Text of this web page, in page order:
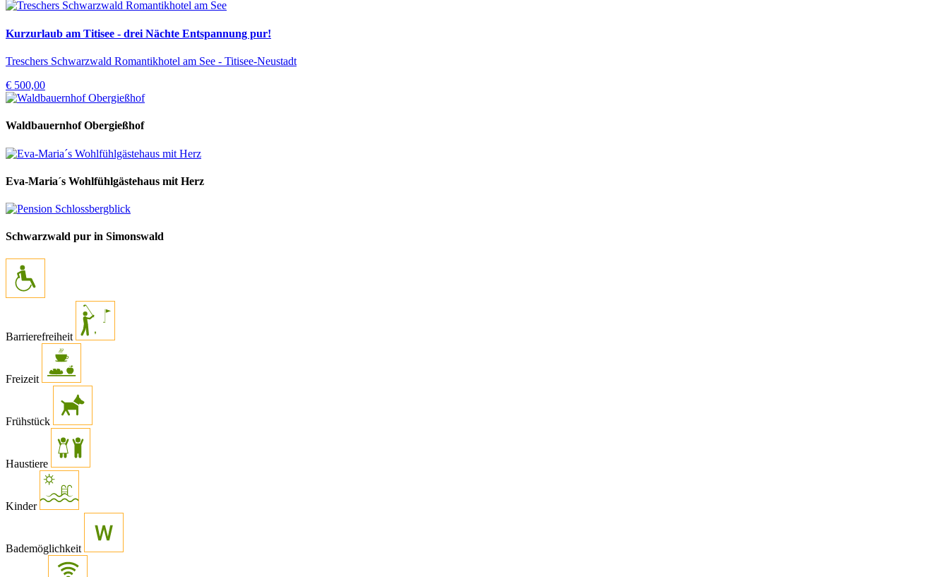
Kurzurlaub am Titisee - drei Nächte Entspannung pur!
Treschers Schwarzwald Romantikhotel am See - Titisee-Neustadt
€ 500,00
Waldbauernhof Obergießhof
Eva-Maria´s Wohlfühlgästehaus mit Herz
Schwarzwald pur in Simonswald
Barrierefreiheit
Freizeit
Frühstück
Haustiere
Kinder
Bademöglichkeit